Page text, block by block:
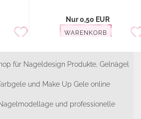
Nur 0,50 EUR
WARENKORB
für Nageldesign Produkte, Gelnägel
und Make Up Gele online
und professionelle